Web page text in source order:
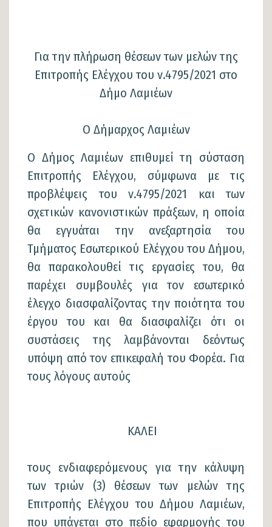
Για την πλήρωση θέσεων των μελών της
Επιτροπής Ελέγχου του ν.4795/2021 στο
Δήμο Λαμιέων
Ο Δήμαρχος Λαμιέων
Ο Δήμος Λαμιέων επιθυμεί τη σύσταση
Επιτροπής Ελέγχου, σύμφωνα με τις
προβλέψεις του ν.4795/2021 και των
σχετικών κανονιστικών πράξεων, η οποία
θα εγγυάται την ανεξαρτησία του
Τμήματος Εσωτερικού Ελέγχου του Δήμου,
θα παρακολουθεί τις εργασίες του, θα
παρέχει συμβουλές για τον εσωτερικό
έλεγχο διασφαλίζοντας την ποιότητα του
έργου του και θα διασφαλίζει ότι οι
συστάσεις της λαμβάνονται δεόντως
υπόψη από τον επικεφαλή του Φορέα. Για
τους λόγους αυτούς
ΚΑΛΕΙ
τους ενδιαφερόμενους για την κάλυψη
των τριών (3) θέσεων των μελών της
Επιτροπής Ελέγχου του Δήμου Λαμιέων,
που υπάγεται στο πεδίο εφαρμογής του